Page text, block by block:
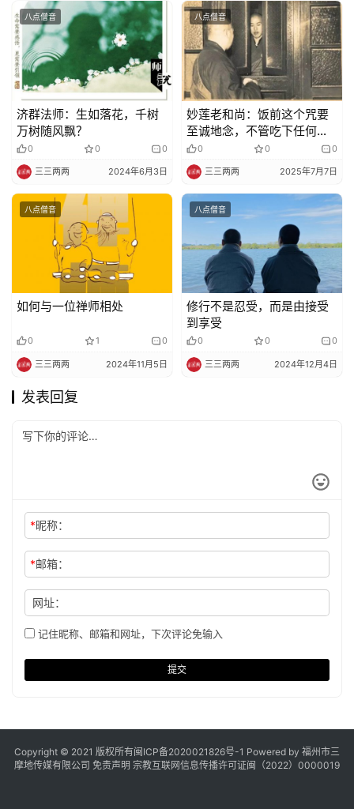
八点僧音
济群法师：生如落花，千树
万树随风飘？
0 0 0
三三两两 2024年6月3日
八点僧音
妙莲老和尚：饭前这个咒要
至诚地念，不管吃下任何东
西，都能平安无事！
0 0 0
三三两两 2025年7月7日
八点僧音
如何与一位禅师相处
0 1 0
三三两两 2024年11月5日
八点僧音
修行不是忍受，而是由接受
到享受
0 0 0
三三两两 2024年12月4日
发表回复
*昵称：
*邮箱：
网址：
记住昵称、邮箱和网址，下次评论免输入
提交
Copyright © 2021 版权所有闽ICP备2020021826号-1 Powered by 福州市三
摩地传媒有限公司 免责声明 宗教互联网信息传播许可证闽（2022）0000019